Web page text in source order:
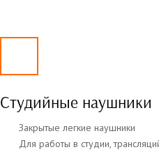
Студийные наушники
Закрытые легкие наушники
Для работы в студии,